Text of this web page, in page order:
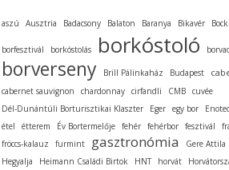
aszú Ausztria Badacsony Balaton Baranya Bikavér Bock
borfesztivál borkóstolás borkóstoló
borverseny Brill Pálinkaház Budapest
cabernet sauvignon chardonnay cirfandli CMB cuvée
Dél-Dunántúli Borturisztikai Klaszter
Eger egy bor
étel
étterem Év Bortermelője fehér fehérbor fesztivál
fröccs-kalauz
furmint gasztronómia Gere Attila
Hegyalja
Heimann Családi Birtok HNT horvát